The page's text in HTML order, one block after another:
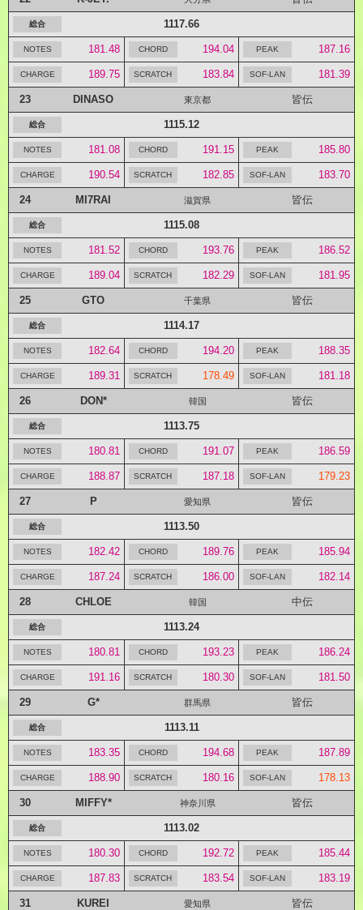
1117.66
181.48 194.04 187.16
189.75 183.84 181.39
23 DINASO 東京都 皆伝
1115.12
181.08 191.15 185.80
190.54 182.85 183.70
24 MI7RAI 滋賀県 皆伝
1115.08
181.52 193.76 186.52
189.04 182.29 181.95
25 GTO 千葉県 皆伝
1114.17
182.64 194.20 188.35
189.31 178.49 181.18
26 DON* 韓国 皆伝
1113.75
180.81 191.07 186.59
188.87 187.18 179.23
27 P 愛知県 皆伝
1113.50
182.42 189.76 185.94
187.24 186.00 182.14
28 CHLOE 韓国 中伝
1113.24
180.81 193.23 186.24
191.16 180.30 181.50
29 G* 群馬県 皆伝
1113.11
183.35 194.68 187.89
188.90 180.16 178.13
30 MIFFY* 神奈川県 皆伝
1113.02
180.30 192.72 185.44
187.83 183.54 183.19
31 KUREI 愛知県 皆伝